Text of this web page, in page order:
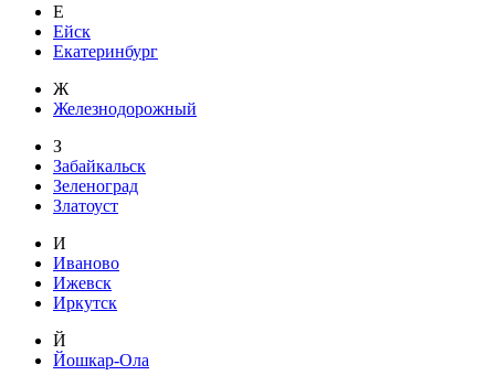
Е
Ейск
Екатеринбург
Ж
Железнодорожный
З
Забайкальск
Зеленоград
Златоуст
И
Иваново
Ижевск
Иркутск
Й
Йошкар-Ола